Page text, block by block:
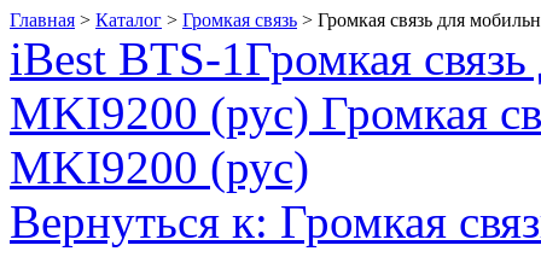
Главная > Каталог > Громкая связь > Громкая связь для
iBest BTS-1Громкая
MKI9200 (рус) Громкая
MKI9200 (рус)
Вернуться к: Громкая